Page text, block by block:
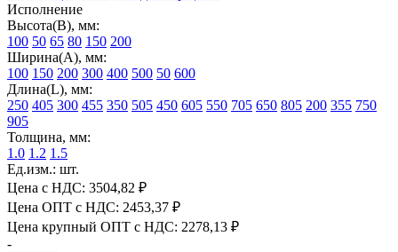
Исполнение
Высота(В), мм:
100 50 65 80 150 200
Ширина(А), мм:
100 150 200 300 400 500 50 600
Длина(L), мм:
250 405 300 455 350 505 450 605 550 705 650 805 200 355 750
905
Толщина, мм:
1.0 1.2 1.5
Ед.изм.: шт.
Цена с НДС: 3504,82 ₽
Цена ОПТ с НДС: 2453,37 ₽
Цена крупный ОПТ с НДС: 2278,13 ₽
-